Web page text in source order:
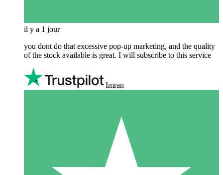
il y a 1 jour
you dont do that excessive pop-up marketing, and the quality
of the stock available is great. I will subscribe to this service
Imran